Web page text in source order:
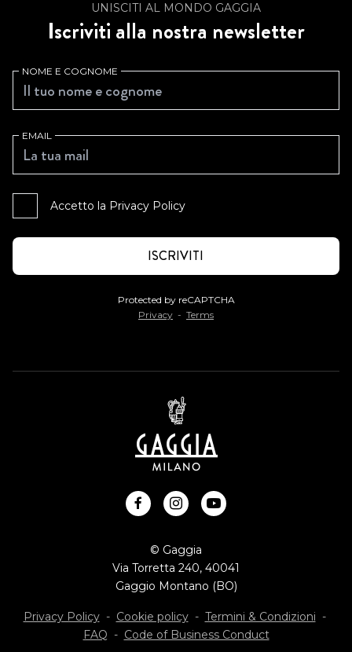
UNISCITI AL MONDO GAGGIA
Iscriviti alla nostra newsletter
NOME E COGNOME
EMAIL
Accetto la Privacy Policy
Protected by reCAPTCHA
Privacy - Terms
facebook
instagram
youtube
© Gaggia
Via Torretta 240, 40041
Gaggio Montano (BO)
Privacy Policy- Cookie policy- Termini & Condizioni -
FAQ - Code of Business Conduct